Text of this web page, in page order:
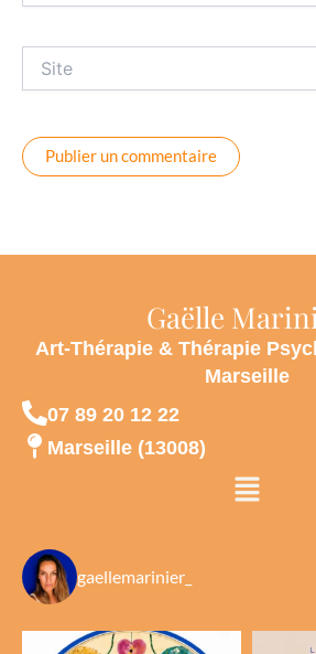
Gaëlle
Art-Thérapie & Thérapie
Marseille
07 89 20 12 22
Marseille (13008)
Menu
gaellemarinier_